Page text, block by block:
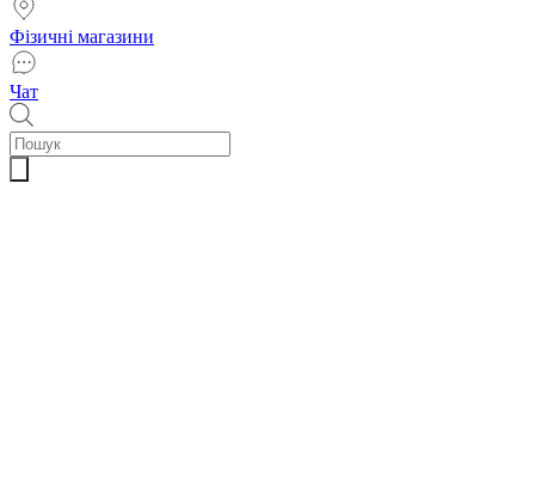
Фізичні магазини
Чат
Пошук
товарів